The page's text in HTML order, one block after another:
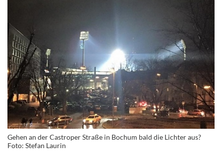
Gehen an der Castroper Straße in Bochum bald die Lichter aus?
Foto: Stefan Laurin